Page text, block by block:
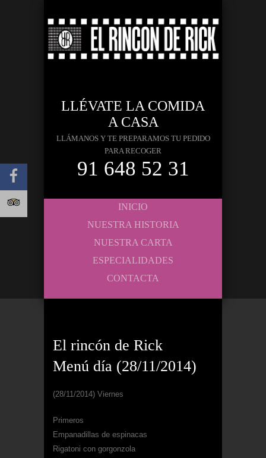
LLÉVATE LA COMIDA
A CASA
LLÁMANOS Y TE PREPARAMOS TU PEDIDO
PARA RECOGER
91 648 52 31
INICIO
NUESTRA HISTORIA
NUESTRA CARTA
ESPECIALIDADES
CONTACTA
El rincón de Rick
Menú día (28/11/2014)
(28/11/2014) Viernes
Primeros
Empanadillas de espinacas
Rigatoni con gorgonzola